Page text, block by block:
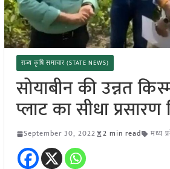
राज्य कृषि समाचार (STATE NEWS)
सोयाबीन की उन्नत
प्लाट का सीधा प्रसारण
September 30, 2022 2 min read मध्य